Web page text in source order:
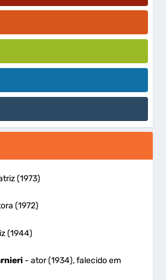
(1973)
(1972)
(1944)
- ator (1934), falecido em